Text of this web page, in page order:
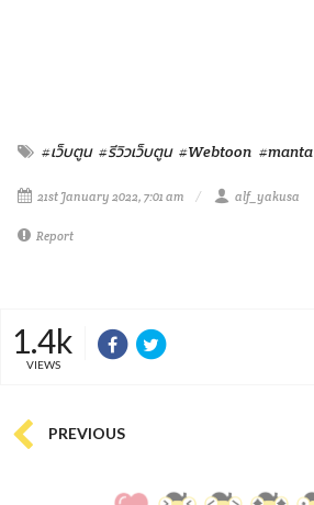
#เว็บตูน #รีวิวเว็บตูน #Webtoon #manta
21st January 2022, 7:01 am alf_yakusa
Report
1.4k
VIEWS
PREVIOUS